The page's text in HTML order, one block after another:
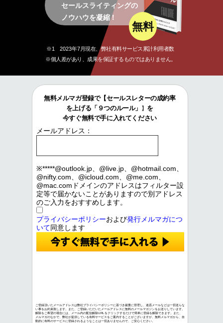
無料メルマガ登録で【セールスレターの成約率
を上げる「９つのルール」
】 を
今すぐ無料で手に入れてください
メールアドレス：
※*****@outlook.jp、@live.jp、@hotmail.com、
@nifty.com、@icloud.com、@me.com、
@mac.comドメインのアドレスはフィルター設
定等で届かないことがありますので別アドレス
のご入力をおすすめします。
プライバシーポリシーおよび発行メルマガにつ
いて同意します
ご登録頂いたメールアドレスは弊社プライバシーポリシーに基づき厳重に管理し、迷惑メールなどは一切送らな
い事をお約束致します。また、ご登録いただいたメールアドレスに無料のメールマガジンをお送りしています。
解除をご希望の場合には、メール内の配信解除URLをクリックするだけで簡単に登録を解除できます。また、
メルマガのなかで、弊社が提供している有料サービスをご案内することがございますが、無料メルマガから、自
動的に有料のサービスに登録されるようなことは一切ありませんので、ご安心ください。
無料
セールスライティングの
ノウハウを凝縮！
※個人差があり、成果を保証するものではありません
※1 2023年7月現在、弊社有料サービス累計利用者数